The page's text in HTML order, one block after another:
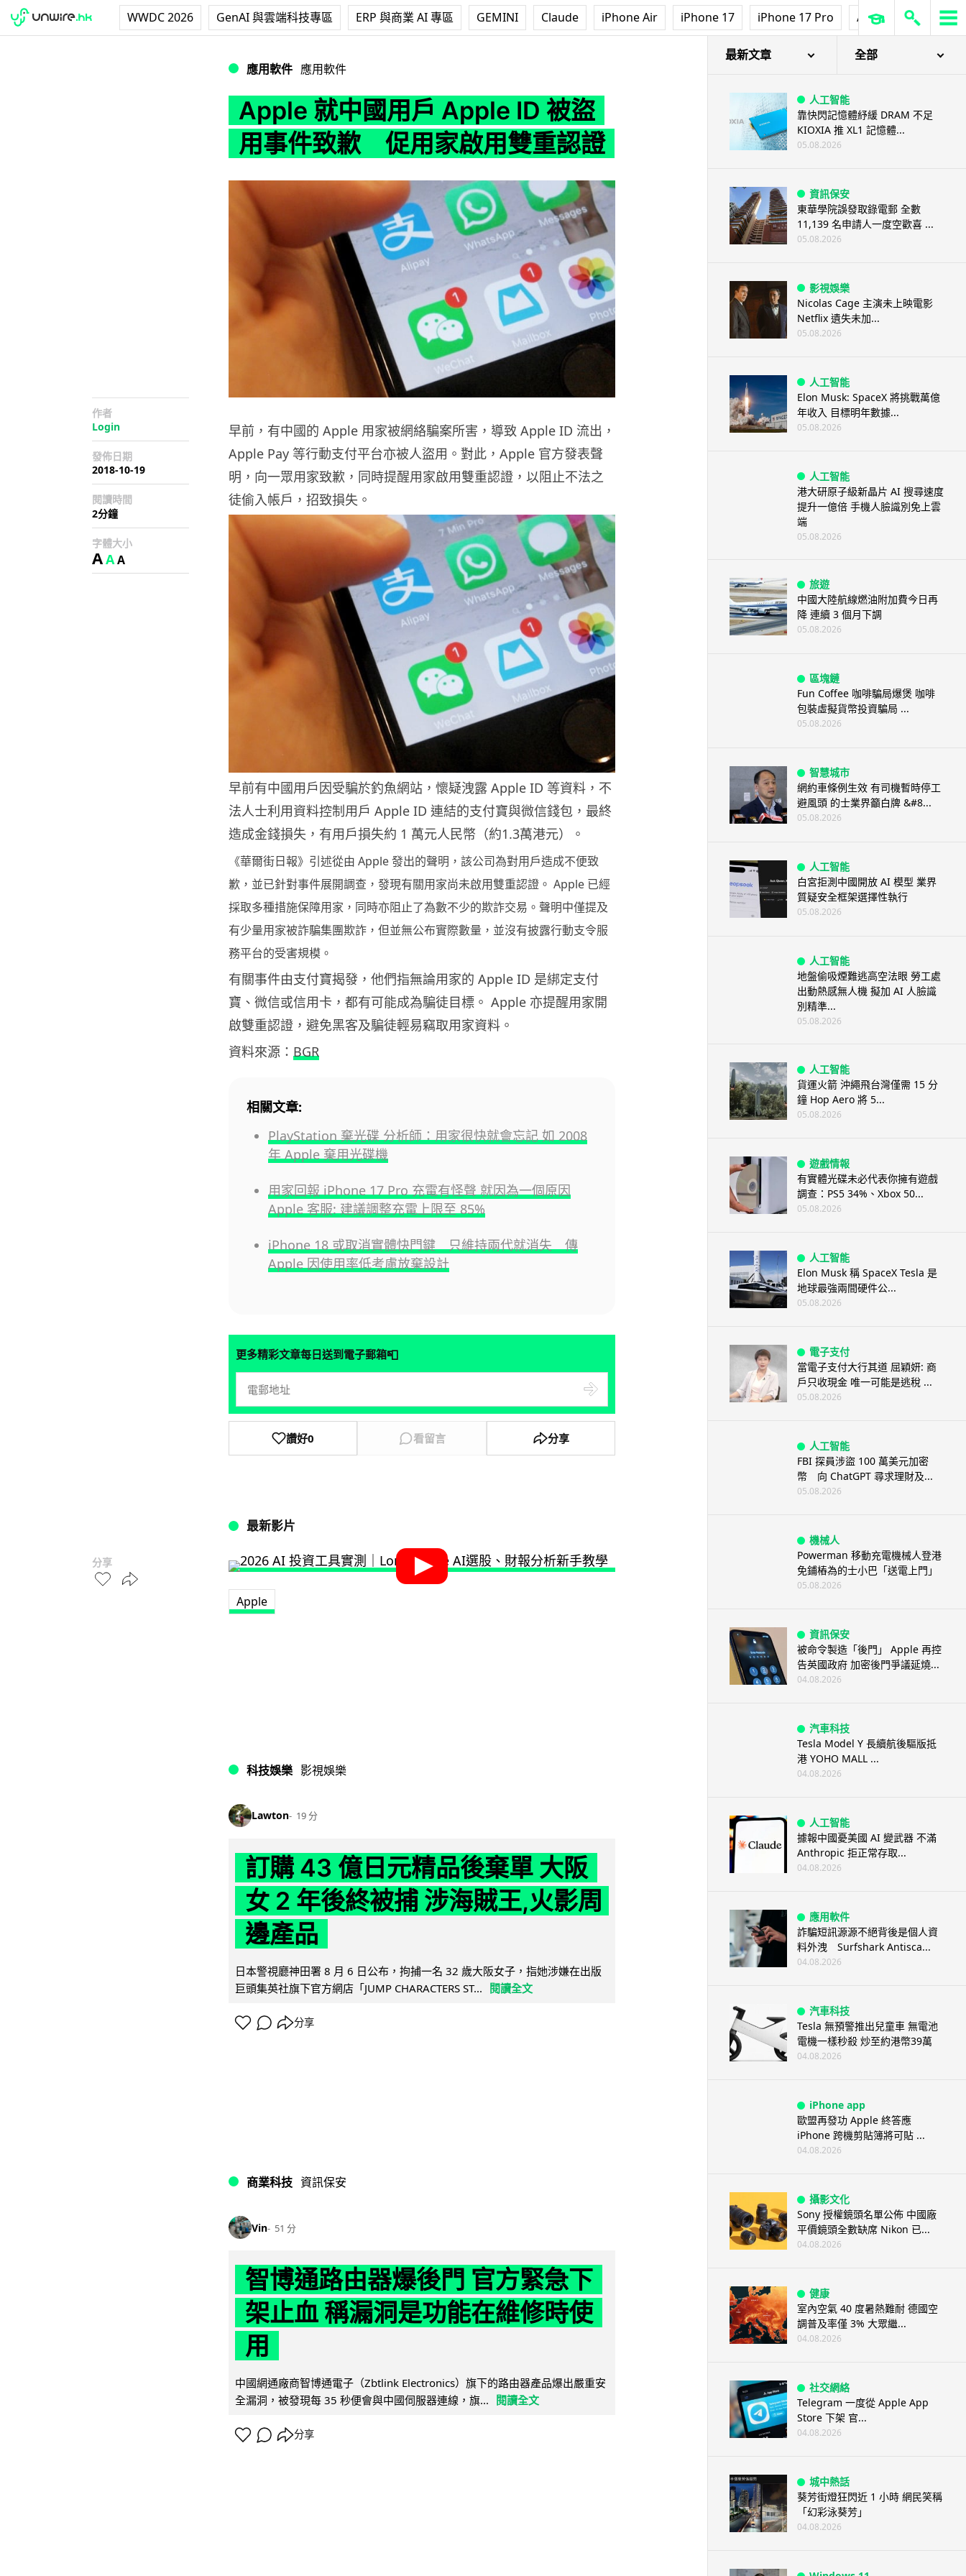
WWDC 2026 GenAI 與雲端科技專區 ERP 與商業 AI 專區 GEMINI Claude iPhone Air iPhone 17 iPhone 17 Pro AirPods Pro 3
應用軟件 應用軟件
Apple 就中國用戶 Apple ID 被盜
用事件致歉 促用家啟用雙重認證
作者
Login
發佈日期
2018-10-19
閱讀時間
2分鐘
字體大小
AAA
分享
早前，有中國的 Apple 用家被網絡騙案所害，導致 Apple ID 流出，
Apple Pay 等行動支付平台亦被人盜用。對此，Apple 官方發表聲
明，向一眾用家致歉，同時提醒用家啟用雙重認證，以阻止不法之
徒偷入帳戶，招致損失。
早前有中國用戶因受騙於釣魚網站，懷疑洩露 Apple ID 等資料，不
法人士利用資料控制用戶 Apple ID 連結的支付寶與微信錢包，最終
造成金錢損失，有用戶損失約 1 萬元人民幣（約1.3萬港元）。
《華爾街日報》引述從由 Apple 發出的聲明，該公司為對用戶造成不便致
歉，並已針對事件展開調查，發現有關用家尚未啟用雙重認證。 Apple 已經
採取多種措施保障用家，同時亦阻止了為數不少的欺詐交易。聲明中僅提及
有少量用家被詐騙集團欺詐，但並無公布實際數量，並沒有披露行動支令服
務平台的受害規模。
有關事件由支付寶揭發，他們指無論用家的 Apple ID 是綁定支付
寶、微信或信用卡，都有可能成為騙徒目標。 Apple 亦提醒用家開
啟雙重認證，避免黑客及騙徒輕易竊取用家資料。
資料來源： BGR
相關文章:
PlayStation 棄光碟 分析師：用家很快就會忘記 如 2008
年 Apple 棄用光碟機
用家回報 iPhone 17 Pro 充電有怪聲 就因為一個原因
Apple 客服: 建議調整充電上限至 85%
iPhone 18 或取消實體快門鍵 只維持兩代就消失 傳
Apple 因使用率低考慮放棄設計
更多精彩文章每日送到電子郵箱📮
讚好0 看留言 分享
最新影片
Apple
科技娛樂 影視娛樂
Lawton 19 分
訂購 43 億日元精品後棄單 大阪
女 2 年後終被捕 涉海賊王,火影周
邊產品
日本警視廳神田署 8 月 6 日公布，拘捕一名 32 歲大阪女子，指她涉嫌在出版
巨頭集英社旗下官方網店「JUMP CHARACTERS ST... 閱讀全文
分享
商業科技 資訊保安
Vin 51 分
智博通路由器爆後門 官方緊急下
架止血 稱漏洞是功能在維修時使
用
中國網通廠商智博通電子（Zbtlink Electronics）旗下的路由器產品爆出嚴重安
全漏洞，被發現每 35 秒便會與中國伺服器連線，旗...
閱讀全文
分享
最新文章 全部
人工智能
靠快閃記憶體紓緩 DRAM 不足
KIOXIA 推 XL1 記憶體...
05.08.2026
資訊保安
東華學院誤發取錄電郵 全數
11,139 名申請人一度空歡喜 ...
05.08.2026
影視娛樂
Nicolas Cage 主演未上映電影
Netflix 遺失未加...
05.08.2026
人工智能
Elon Musk: SpaceX 將挑戰萬億
年收入 目標明年數據...
05.08.2026
人工智能
港大研原子級新晶片 AI 搜尋速度
提升一億倍 手機人臉識別免上雲
端
05.08.2026
旅遊
中國大陸航線燃油附加費今日再
降 連續 3 個月下調
05.08.2026
區塊鏈
Fun Coffee 咖啡騙局爆煲 咖啡
包裝虛擬貨幣投資騙局 ...
05.08.2026
智慧城市
網約車條例生效 有司機暫時停工
避風頭 的士業界籲白牌 &#8...
05.08.2026
人工智能
白宮拒測中國開放 AI 模型 業界
質疑安全框架選擇性執行
05.08.2026
人工智能
地盤偷吸煙難逃高空法眼 勞工處
出動熱感無人機 擬加 AI 人臉識
別精準...
05.08.2026
人工智能
貨運火箭 沖繩飛台灣僅需 15 分
鐘 Hop Aero 將 5...
05.08.2026
遊戲情報
有實體光碟未必代表你擁有遊戲
調查：PS5 34%、Xbox 50...
05.08.2026
人工智能
Elon Musk 稱 SpaceX Tesla 是
地球最強兩間硬件公...
05.08.2026
電子支付
當電子支付大行其道 屈穎妍: 商
戶只收現金 唯一可能是逃稅 ...
05.08.2026
人工智能
FBI 探員涉盜 100 萬美元加密
幣 向 ChatGPT 尋求理財及...
05.08.2026
機械人
Powerman 移動充電機械人登港
免鋪樁為的士小巴「送電上門」
05.08.2026
資訊保安
被命令製造「後門」 Apple 再控
告英國政府 加密後門爭議延燒...
04.08.2026
汽車科技
Tesla Model Y 長續航後驅版抵
港 YOHO MALL ...
04.08.2026
人工智能
據報中國憂美國 AI 變武器 不滿
Anthropic 拒正常存取...
04.08.2026
應用軟件
詐騙短訊源源不絕背後是個人資
料外洩 Surfshark Antisca...
04.08.2026
汽車科技
Tesla 無預警推出兒童車 無電池
電機一樣秒殺 炒至約港幣39萬
04.08.2026
iPhone app
歐盟再發功 Apple 終答應
iPhone 跨機剪貼簿將可貼 ...
04.08.2026
攝影文化
Sony 授權鏡頭名單公佈 中國廠
平價鏡頭全數缺席 Nikon 已...
04.08.2026
健康
室內空氣 40 度暑熱難耐 德國空
調普及率僅 3% 大眾繼...
04.08.2026
社交網絡
Telegram 一度從 Apple App
Store 下架 官...
04.08.2026
城中熱話
葵芳街燈狂閃近 1 小時 網民笑稱
「幻彩泳葵芳」
04.08.2026